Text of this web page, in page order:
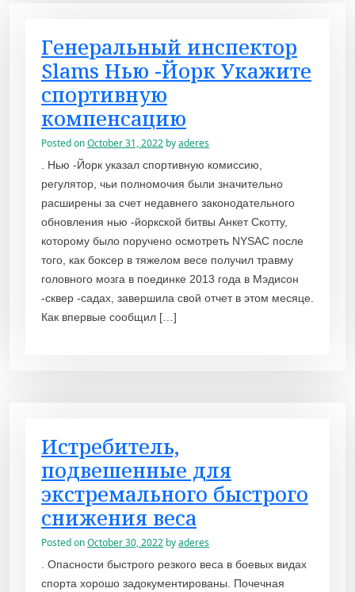
Генеральный инспектор
Slams Нью -Йорк Укажите
спортивную
компенсацию
Posted onOctober 31, 2022 byaderes
. Нью -Йорк указал спортивную комиссию,
регулятор, чьи полномочия были значительно
расширены за счет недавнего законодательного
обновления нью -йоркской битвы Анкет Скотту,
которому было поручено осмотреть NYSAC после
того, как боксер в тяжелом весе получил травму
головного мозга в поединке 2013 года в Мэдисон
-сквер -садах, завершила свой отчет в этом месяце.
Как впервые сообщил […]
Истребитель,
подвешенные для
экстремального быстрого
снижения веса
Posted onOctober 30, 2022 byaderes
. Опасности быстрого резкого веса в боевых видах
спорта хорошо задокументированы. Почечная